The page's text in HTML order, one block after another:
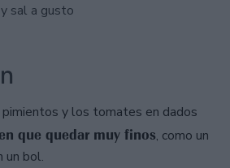
sal a gusto
y los tomates en dados
que quedar muy finos, como un
un bol.